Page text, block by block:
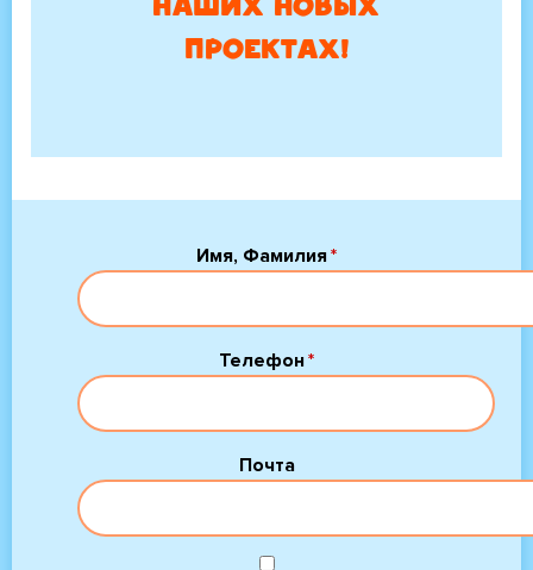
НАШИХ НОВЫХ
ПРОЕКТАХ!
Имя, Фамилия
Телефон
Почта